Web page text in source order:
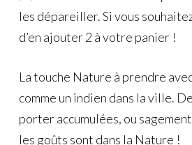
les dépareiller. Si vous
d’en ajouter 2 à votre panier !
La touche Nature à prendre
comme un indien dans la ville.
porter accumulées, ou
les goûts sont dans la Nature !